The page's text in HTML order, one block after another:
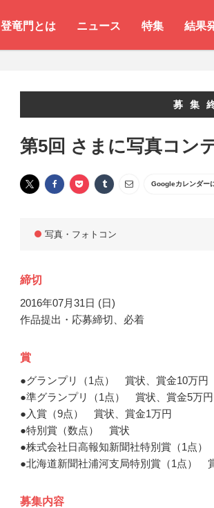
登竜門とは ニュース 特集 結果
募集
第5回 さまに写真コン
Googleカレンダー
写真・フォトコン
締切
2016年07月31日 (日)
作品提出・応募締切、必着
賞
●グランプリ（1点） 賞状、賞金10万円
●準グランプリ（1点） 賞状、賞金5万円
●入賞（9点） 賞状、賞金1万円
●特別賞（数点） 賞状
●株式会社日高報知新聞社特別賞（1点
●北海道新聞社浦河支局特別賞（1点）
募集内容